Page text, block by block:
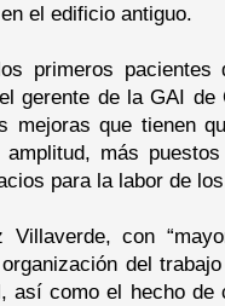
el edificio antiguo.
primeros pacientes
gerente de la GAI de
mejoras que tienen
más
para la labor de los
con
del
así como el hecho de